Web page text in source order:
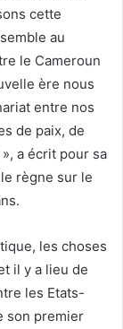
cette
au
le Cameroun
ère nous
entre nos
de paix, de
a écrit pour sa
règne sur le
les choses
il y a lieu de
les Etats-
son premier